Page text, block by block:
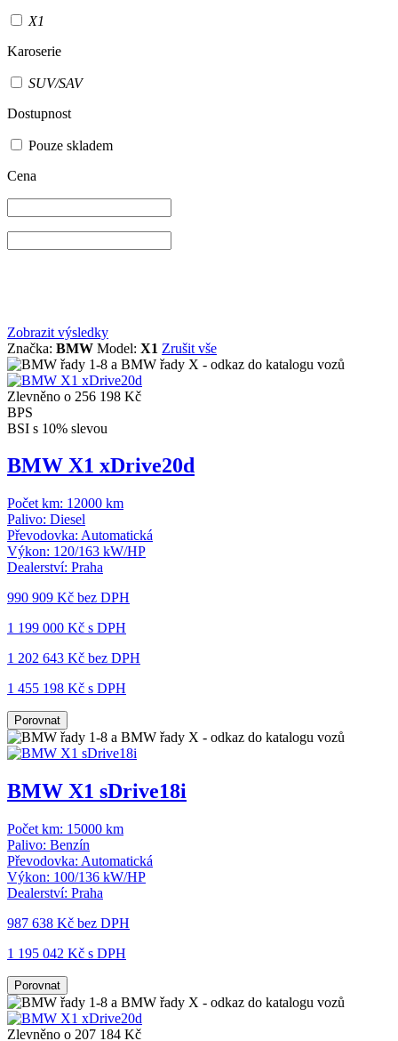
X1
Karoserie
SUV/SAV
Dostupnost
Pouze skladem
Cena
Zobrazit výsledky
Značka: BMW Model: X1 Zrušit vše
Zlevněno o 256 198 Kč
BPS
BSI s 10% slevou
BMW X1 xDrive20d
Počet km: 12000 km
Palivo: Diesel
Převodovka: Automatická
Výkon: 120/163 kW/HP
Dealerství: Praha
990 909 Kč bez DPH
1 199 000 Kč s DPH
1 202 643 Kč bez DPH
1 455 198 Kč s DPH
Porovnat
BMW X1 sDrive18i
Počet km: 15000 km
Palivo: Benzín
Převodovka: Automatická
Výkon: 100/136 kW/HP
Dealerství: Praha
987 638 Kč bez DPH
1 195 042 Kč s DPH
Porovnat
Zlevněno o 207 184 Kč